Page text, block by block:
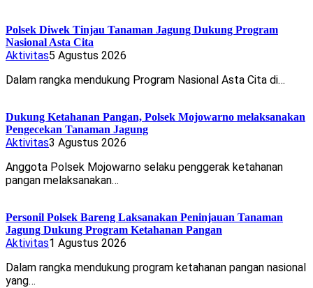
Polsek Diwek Tinjau Tanaman Jagung Dukung Program
Nasional Asta Cita
Aktivitas5 Agustus 2026
Dalam rangka mendukung Program Nasional Asta Cita di…
Dukung Ketahanan Pangan, Polsek Mojowarno melaksanakan
Pengecekan Tanaman Jagung
Aktivitas3 Agustus 2026
Anggota Polsek Mojowarno selaku penggerak ketahanan
pangan melaksanakan…
Personil Polsek Bareng Laksanakan Peninjauan Tanaman
Jagung Dukung Program Ketahanan Pangan
Aktivitas1 Agustus 2026
Dalam rangka mendukung program ketahanan pangan nasional
yang…